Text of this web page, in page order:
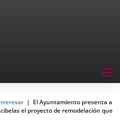
El Ayuntamiento presenta a
el proyecto de remodelación que